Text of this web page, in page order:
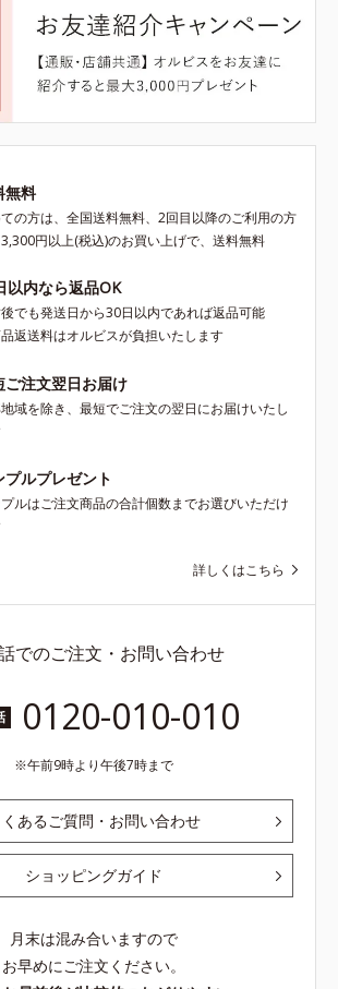
無料
の方は、全国送料無料、2回目以降のご利用の方
円以上(税込)のお買い上げで、送料無料
以内なら返品OK
でも発送日から30日以内であれば返品可能
返送料はオルビスが負担いたします
ご注文翌日お届け
域を除き、最短でご注文の翌日にお届けいたし
プルプレゼント
ルはご注文商品の合計個数までお選びいただけ
詳しくはこちら
でのご注文・お問い合わせ
0120-010-010
午前9時より午後7時まで
あるご質問・お問い合わせ
ショッピングガイド
月末は混み合いますので
お早めにご注文ください。